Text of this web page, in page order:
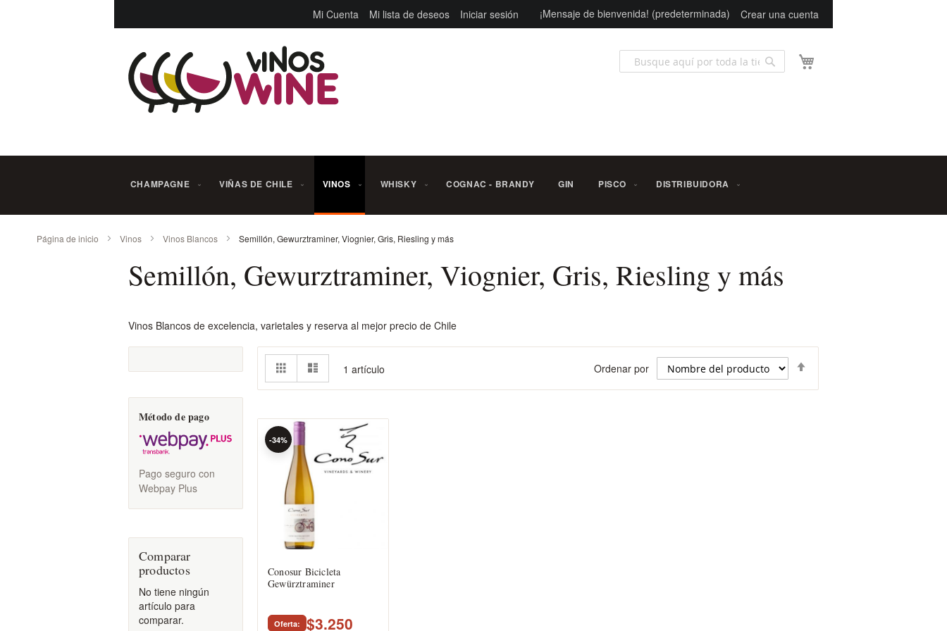
Mi Cuenta Mi lista de deseos Iniciar sesión ¡Mensaje de bienvenida! (predeterminada) Crear una cuenta
al
Buscar
CHAMPAGNE VIÑAS DE CHILE VINOS WHISKY COGNAC - BRANDY GIN PISCO DISTRIBUIDORA
Página de inicio Vinos Vinos Blancos Semillón, Gewurztraminer, Viognier, Gris, Riesling y más
Semillón, Gewurztraminer, Viognier, Gris, Riesling y más
Vinos Blancos de excelencia, varietales y reserva al mejor precio de Chile
Ver
como
Parrilla 1 artículo Ordenar por
Descendente
Conosur Bicicleta
Gewürztraminer
Oferta $3.250
-34%
Método de pago
Pago seguro con
Webpay Plus
Comparar
productos
No tiene ningún
artículo para
comparar.